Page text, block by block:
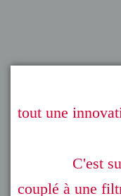
tout une
C'est
couplé à une